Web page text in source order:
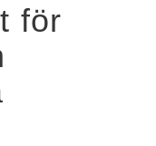
för